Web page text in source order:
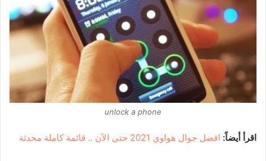
unlock a phone
اقرأ أيضاً: افضل جوال هواوي 2021 حتى الآن .. قائمة كاملة محدثة